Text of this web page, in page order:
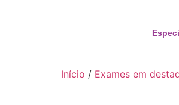
Início / Exames em